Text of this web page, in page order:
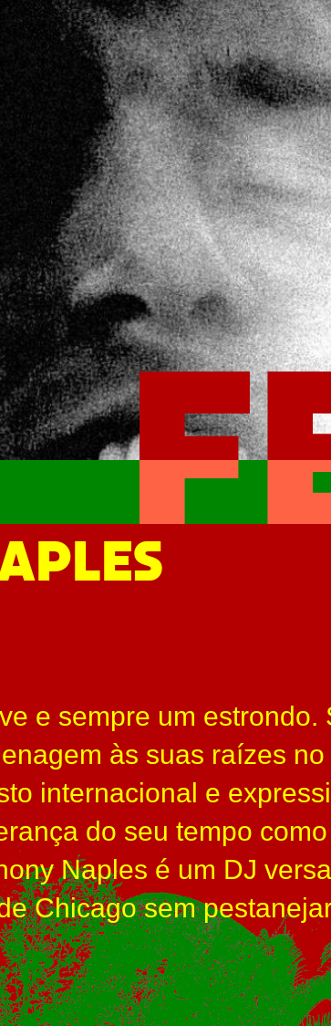
e sempre um estrondo.
às suas raízes
internacional e
do seu tempo
Naples é um DJ
Chicago sem